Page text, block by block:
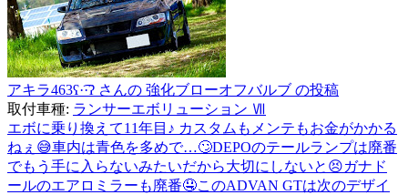
アキラ463ʕ·͡·ʔ さんの 強化ブローオフバルブ の投稿
取付車種: ランサーエボリューション Ⅶ
エボに乗り換えて11年目♪ カスタムもメンテもお金がかかる
ねぇ😅車内は青色を多めで…🙄DEPOのテールランプは廃番
でもう手に入らないみたいだから大切にしないと😣ガナド
ールのエアロミラーも廃番🤤このADVAN GTは次のデザイ